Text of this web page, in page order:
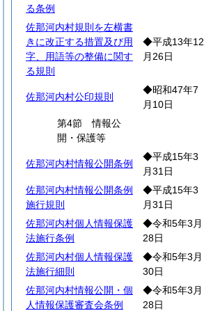
る条例
佐那河内村規則を左横書
きに改正する措置及び用
字、用語等の整備に関す
る規則
◆平成13年12
月26日
佐那河内村公印規則
◆昭和47年7
月10日
第4節 情報公
開・保護等
佐那河内村情報公開条例
◆平成15年3
月31日
佐那河内村情報公開条例
施行規則
◆平成15年3
月31日
佐那河内村個人情報保護
法施行条例
◆令和5年3月
28日
佐那河内村個人情報保護
法施行細則
◆令和5年3月
30日
佐那河内村情報公開・個
人情報保護審査会条例
◆令和5年3月
28日